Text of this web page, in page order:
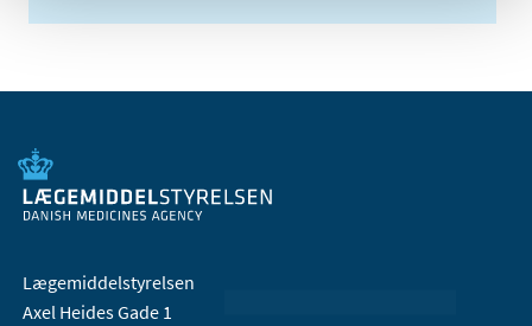
Lægemiddelstyrelsen
Axel Heides Gade 1